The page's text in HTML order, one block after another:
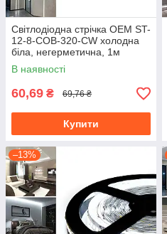
Світлодіодна стрічка OEM ST-
12-8-COB-320-СW холодна
біла, негерметична, 1м
В наявності
60,69 ₴ 69,76 ₴
Купити
–13%